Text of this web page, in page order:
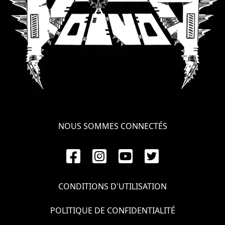
NOUS SOMMES CONNECTÉS
CONDITIONS D'UTILISATION
POLITIQUE DE CONFIDENTIALITÉ